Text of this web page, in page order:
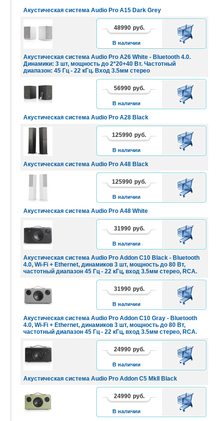
Акустическая система Audio Pro A15 Dark Grey
Акустическая система Audio Pro A26 White - Bluetooth 4.0.
Динамики: 3 шт, мощность до 2*20+40 Вт. Частотный
диапазон: 45 Гц - 22 кГц. Вход 3.5мм стерео
48990 руб.
В наличии
В
КОРЗИНУ
Акустическая система Audio Pro A28 Black
56990 руб.
В наличии
В
КОРЗИНУ
Акустическая система Audio Pro A48 Black
125990 руб.
В наличии
В
КОРЗИНУ
Акустическая система Audio Pro A48 White
125990 руб.
В наличии
В
КОРЗИНУ
Акустическая система Audio Pro Addon C10 Black - Bluetooth
4.0, Wi-Fi + Ethernet, динамиков 3 шт, мощность до 80 Вт,
частотный диапазон 45 Гц - 22 кГц, вход 3.5мм стерео, RCA.
31990 руб.
В наличии
В
КОРЗИНУ
Акустическая система Audio Pro Addon C10 Gray - Bluetooth
4.0, Wi-Fi + Ethernet, динамиков 3 шт, мощность до 80 Вт,
частотный диапазон 45 Гц - 22 кГц, вход 3.5мм стерео, RCA.
31990 руб.
В наличии
В
КОРЗИНУ
Акустическая система Audio Pro Addon C5 MkII Black
24990 руб.
В наличии
В
КОРЗИНУ
24990 руб.
В наличии
В
КОРЗИНУ